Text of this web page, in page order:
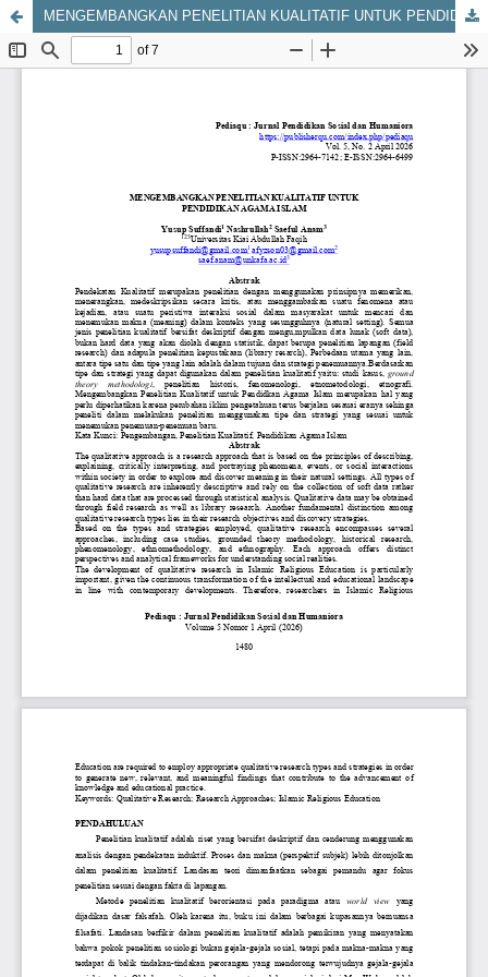
MENGEMBANGKAN PENELITIAN KUALITATIF UNTUK PENDIDIKAN AGAMA ISLAM